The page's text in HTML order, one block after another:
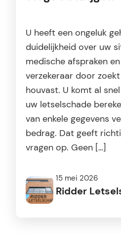
U heeft een ongeluk
duidelijkheid over uw
medische afspraken
verzekeraar door
houvast. U komt al
uw letselschade
van enkele gegevens
bedrag. Dat geeft
vragen op. Geen […]
15 mei 2026
Ridder